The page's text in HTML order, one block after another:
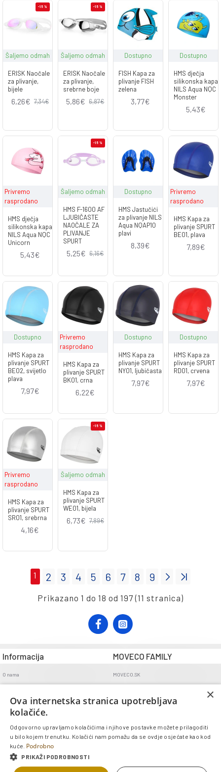
-15 %
Šaljemo odmah
ERISK Naočale
za plivanje,
bijele
6,26€ 7,34€
-15 %
Šaljemo odmah
ERISK Naočale
za plivanje,
srebrne boje
5,86€ 6,87€
Dostupno
FISH Kapa za
plivanje FISH
zelena
3,77€
Dostupno
HMS dječja
silikonska kapa
NILS Aqua NQC
Monster
5,43€
Privremo
rasprodano
HMS dječja
silikonska kapa
NILS Aqua NQC
Unicorn
5,43€
-15 %
Šaljemo odmah
HMS F-1600 AF
LJUBIČASTE
NAOČALE ZA
PLIVANJE
SPURT
5,25€ 6,16€
Dostupno
HMS Jastučići
za plivanje NILS
Aqua NQAP10
plavi
8,39€
Privremo
rasprodano
HMS Kapa za
plivanje SPURT
BE01, plava
7,89€
Dostupno
HMS Kapa za
plivanje SPURT
BE02, svijetlo
plava
7,97€
Privremo
rasprodano
HMS Kapa za
plivanje SPURT
BK01, crna
6,22€
Dostupno
HMS Kapa za
plivanje SPURT
NY01, ljubičasta
7,97€
Dostupno
HMS Kapa za
plivanje SPURT
RD01, crvena
7,97€
Privremo
rasprodano
HMS Kapa za
plivanje SPURT
SR01, srebrna
4,16€
-15 %
Šaljemo odmah
HMS Kapa za
plivanje SPURT
WE01, bijela
6,73€ 7,89€
1 2 3 4 5 6 7 8 9
Prikazano 1 do 18 od 197 (11 stranica)
Informacija
O nama
Uvjeti dostave
Politika povrata
GDPR
MOVECO FAMILY
MOVECO.SK
×
Ova internetska stranica upotrebljava
kolačiće.
Odgovorno upravljamo kolačićima i njihove postavke možete prilagoditi
u bilo kojem trenutku. Kolačići nam pomažu da se ovdje osjećate kao kod
kuće. Podrobno
PRIKAŽI PODROBNOSTI